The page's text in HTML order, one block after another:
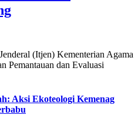
(Itjen) Kementerian Agama
Pemantauan dan Evaluasi
Aksi Ekoteologi Kemenag